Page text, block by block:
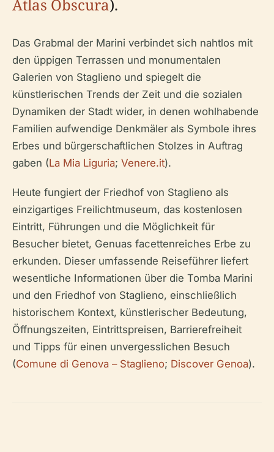
Atlas Obscura).
Das Grabmal der Marini verbindet sich nahtlos mit
den üppigen Terrassen und monumentalen
Galerien von Staglieno und spiegelt die
künstlerischen Trends der Zeit und die sozialen
Dynamiken der Stadt wider, in denen wohlhabende
Familien aufwendige Denkmäler als Symbole ihres
Erbes und bürgerschaftlichen Stolzes in Auftrag
gaben (La Mia Liguria; Venere.it).
Heute fungiert der Friedhof von Staglieno als
einzigartiges Freilichtmuseum, das kostenlosen
Eintritt, Führungen und die Möglichkeit für
Besucher bietet, Genuas facettenreiches Erbe zu
erkunden. Dieser umfassende Reiseführer liefert
wesentliche Informationen über die Tomba Marini
und den Friedhof von Staglieno, einschließlich
historischem Kontext, künstlerischer Bedeutung,
Öffnungszeiten, Eintrittspreisen, Barrierefreiheit
und Tipps für einen unvergesslichen Besuch
(Comune di Genova – Staglieno; Discover Genoa).